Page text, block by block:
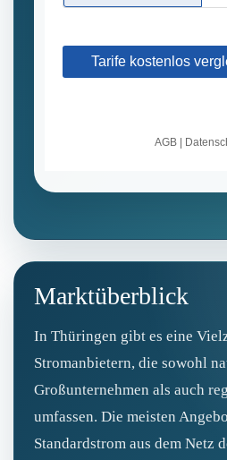
Marktüberblick
In Thüringen gibt es eine
Stromanbietern, die sowohl
Großunternehmen als auch
umfassen. Die meisten
Standardstrom aus dem Netz